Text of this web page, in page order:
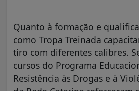
Quanto à formação e
como Tropa Treinada
tiro com diferentes calibres.
cursos do Programa
Resistência às Drogas e à